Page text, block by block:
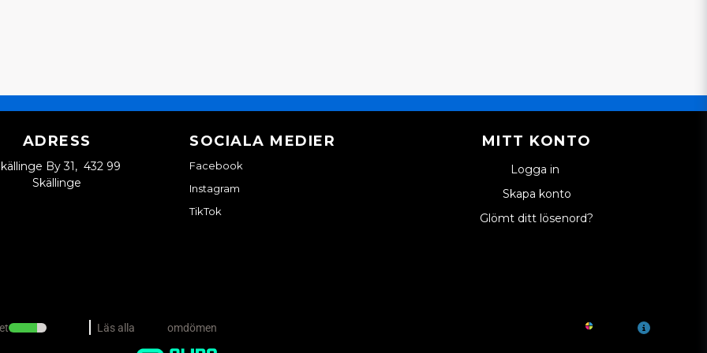
ADRESS
By 31, 432 99
Skällinge
SOCIALA MEDIER
Facebook
Instagram
TikTok
MITT KONTO
Logga in
Skapa konto
Glömt ditt lösenord?